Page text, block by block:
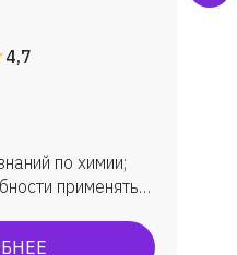
4,7
по химии;
применять
практического